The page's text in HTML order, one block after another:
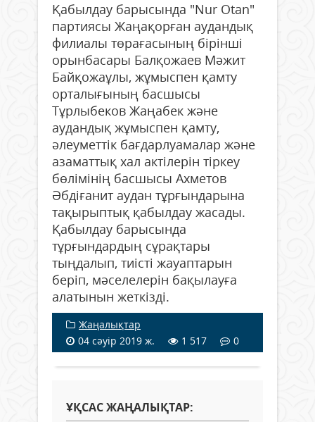
Қабылдау барысында "Nur Otan"
партиясы Жаңақорған аудандық
филиалы төрағасының бірінші
орынбасары Балқожаев Мәжит
Байқожаұлы, жұмыспен қамту
орталығының басшысы
Тұрлыбеков Жаңабек және
аудандық жұмыспен қамту,
әлеуметтік бағдарлуамалар және
азаматтық хал актілерін тіркеу
бөлімінің басшысы Ахметов
Әбдіғанит аудан тұрғындарына
тақырыптық қабылдау жасады.
Қабылдау барысында
тұрғындардың сұрақтары
тыңдалып, тиісті жауаптарын
беріп, мәселелерін бақылауға
алатынын жеткізді.
Жаңалықтар
04 сәуір 2019 ж.
1 517 0
ҰҚСАС ЖАҢАЛЫҚТАР: